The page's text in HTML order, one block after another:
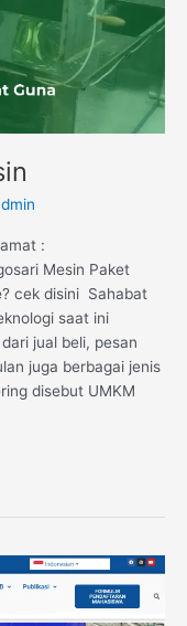
:
Mesin Paket
cek disini Sahabat
saat ini
jual beli, pesan
juga berbagai jenis
disebut UMKM